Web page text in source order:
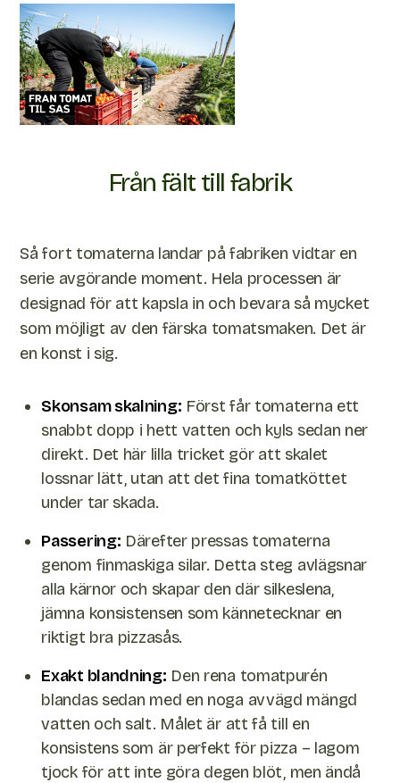
Från fält till fabrik
Så fort tomaterna landar på fabriken vidtar en
serie avgörande moment. Hela processen är
designad för att kapsla in och bevara så mycket
som möjligt av den färska tomatsmaken. Det är
en konst i sig.
Skonsam skalning: Först får tomaterna ett
snabbt dopp i hett vatten och kyls sedan ner
direkt. Det här lilla tricket gör att skalet
lossnar lätt, utan att det fina tomatköttet
under tar skada.
Passering: Därefter pressas tomaterna
genom finmaskiga silar. Detta steg avlägsnar
alla kärnor och skapar den där silkeslena,
jämna konsistensen som kännetecknar en
riktigt bra pizzasås.
Exakt blandning: Den rena tomatpurén
blandas sedan med en noga avvägd mängd
vatten och salt. Målet är att få till en
konsistens som är perfekt för pizza – lagom
tjock för att inte göra degen blöt, men ändå